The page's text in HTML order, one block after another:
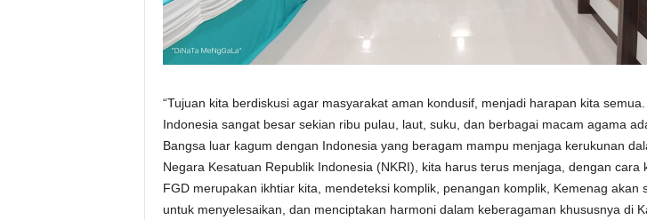
“Tujuan kita berdiskusi agar masyarakat aman kondusif, menjadi harapan kita
Indonesia sangat besar sekian ribu pulau, laut, suku, dan berbagai macam agama
Bangsa luar kagum dengan Indonesia yang beragam mampu menjaga kerukunan
Negara Kesatuan Republik Indonesia (NKRI), kita harus terus menjaga, dengan cara
FGD merupakan ikhtiar kita, mendeteksi komplik, penangan komplik, Kemenag akan
untuk menyelesaikan, dan menciptakan harmoni dalam keberagaman khususnya di